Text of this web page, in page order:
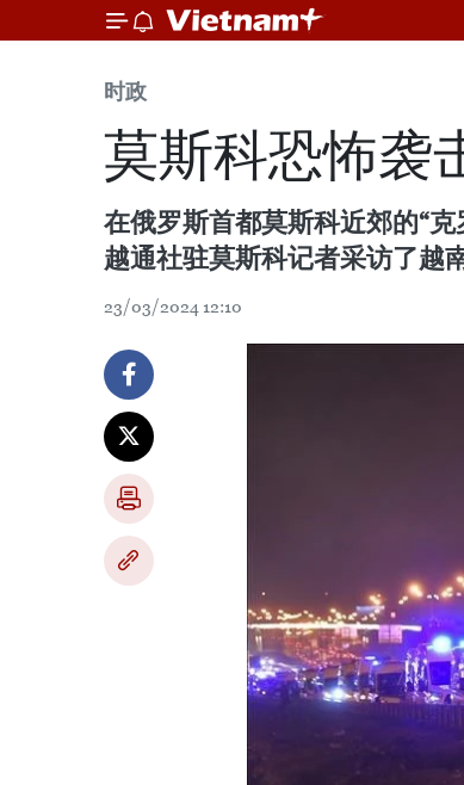
时政
莫斯科恐怖袭
在俄罗斯首都莫斯科近郊的“
越通社驻莫斯科记者采访了越
23/03/2024 12:10